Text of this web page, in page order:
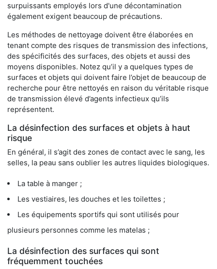
surpuissants employés lors d'une décontamination
également exigent beaucoup de précautions.
Les méthodes de nettoyage doivent être élaborées en
tenant compte des risques de transmission des infections,
des spécificités des surfaces, des objets et aussi des
moyens disponibles. Notez qu’il y a quelques types de
surfaces et objets qui doivent faire l’objet de beaucoup de
recherche pour être nettoyés en raison du véritable risque
de transmission élevé d’agents infectieux qu’ils
représentent.
La désinfection des surfaces et objets à haut
risque
En général, il s’agit des zones de contact avec le sang, les
selles, la peau sans oublier les autres liquides biologiques.
La table à manger ;
Les vestiaires, les douches et les toilettes ;
Les équipements sportifs qui sont utilisés pour
plusieurs personnes comme les matelas ;
La désinfection des surfaces qui sont
fréquemment touchées